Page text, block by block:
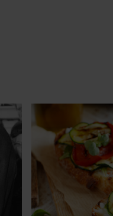
sneden
plakken van 2
tomaatjes. Pel
scheut olie in…